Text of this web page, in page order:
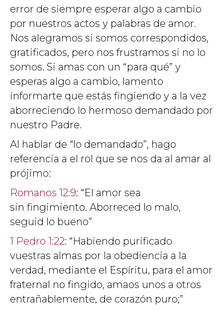
error de siempre esperar algo a cambio
por nuestros actos y palabras de amor.
Nos alegramos si somos correspondidos,
gratificados, pero nos frustramos si no lo
somos. Si amas con un “para qué” y
esperas algo a cambio, lamento
informarte que estás fingiendo y a la vez
aborreciendo lo hermoso demandado por
nuestro Padre.
Al hablar de “lo demandado”, hago
referencia a el rol que se nos da al amar al
prójimo:
Romanos 12:9: “El amor sea
sin fingimiento. Aborreced lo malo,
seguid lo bueno”
1 Pedro 1:22: “Habiendo purificado
vuestras almas por la obediencia a la
verdad, mediante el Espíritu, para el amor
fraternal no fingido, amaos unos a otros
entrañablemente, de corazón puro;”